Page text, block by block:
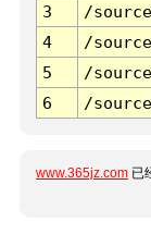
3 /
4
/
5
/
6
/
www.365jz.com 已